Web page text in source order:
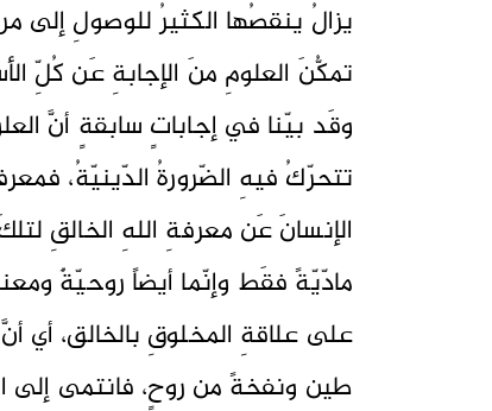
يزالُ ينقصُها الكثيرُ للوصولِ إلى
تمكُّنَ العلومِ منَ الإجابةِ عَن كُلِّ
وقَد بيّنا في إجاباتٍ سابقةٍ أنَّ
تتحرّكُ فيهِ الضّرورةُ الدّينيّةُ،
الإنسانَ عَن معرفةِ اللهِ الخالقِ
مادّيّةً فقَط وإنّما أيضاً روحيّةٌ
على علاقةِ المخلوقِ بالخالق، أي
طين ونفخةً من روحٍ، فانتمى إلى